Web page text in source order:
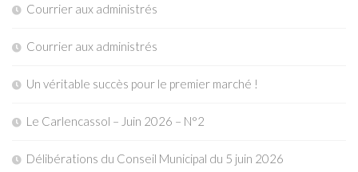
Courrier aux administrés
Courrier aux administrés
Un véritable succès pour le premier marché !
Le Carlencassol – Juin 2026 – N°2
Délibérations du Conseil Municipal du 5 juin 2026